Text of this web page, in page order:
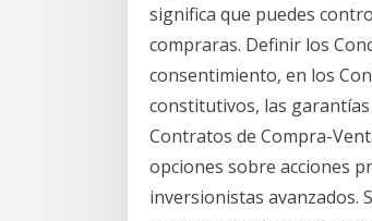
significa que puedes
compraras. Definir los
consentimiento, en los
constitutivos, las
Contratos de Compra-
opciones sobre acciones
inversionistas avanzados.